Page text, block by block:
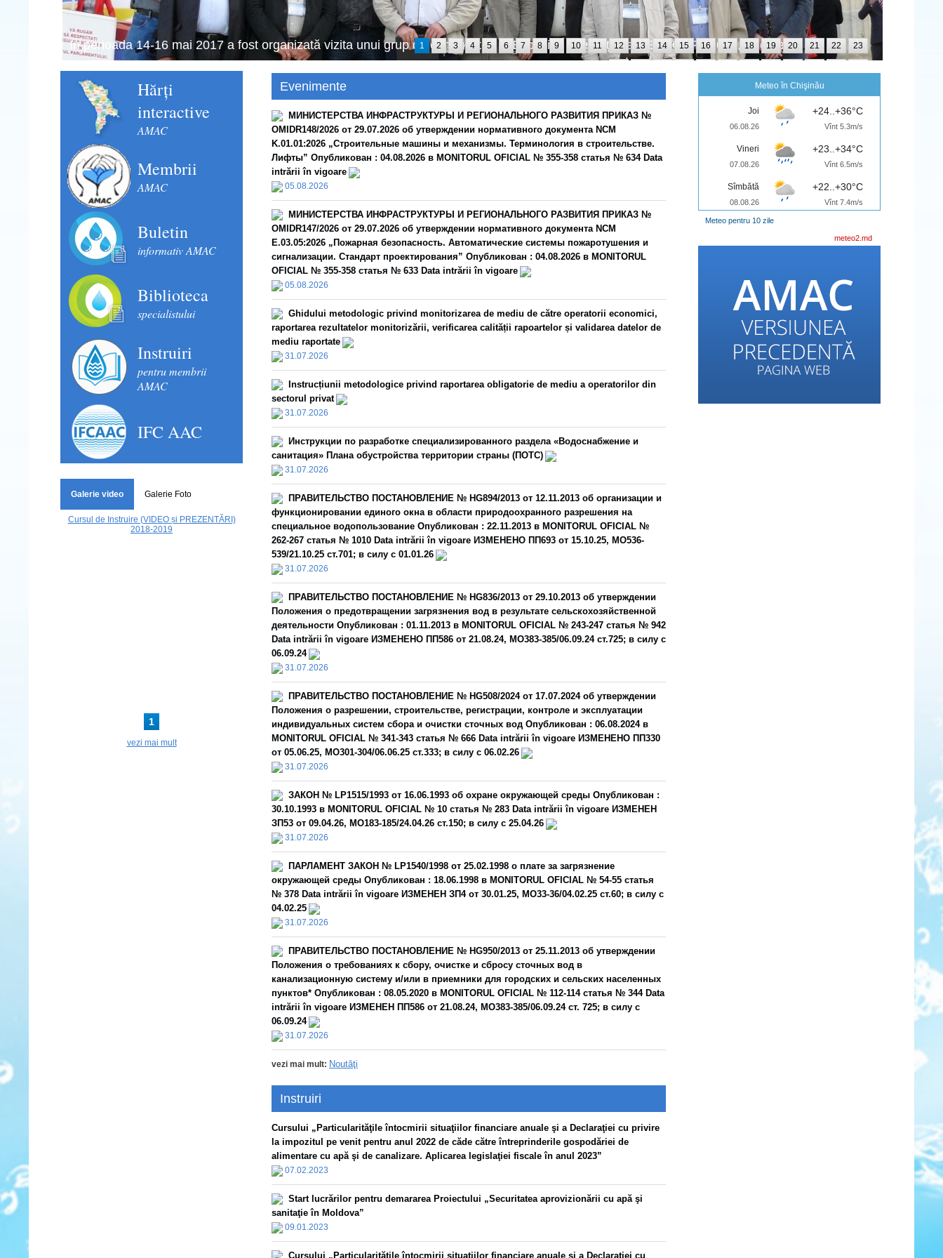
Schimbul de experiență în domeniul financiar contabil, la Centrul de Formare Profesională din cadrul SC ApaVital SA, orașul Iași, România (26-28
septembrie 2018).
1 2 3 4 5 6 7 8 9 10 11 12 13 14 15 16 17 18 19 20 21 22 23
Hărți
interactive
AMAC
Membrii
AMAC
Buletin
informativ AMAC
Biblioteca
specialistului
Instruiri
pentru membrii
AMAC
IFC AAC
Galerie video Galerie Foto
Cursul de Instruire (VIDEO și PREZENTĂRI)
2018-2019
1
vezi mai mult
Evenimente
МИНИСТЕРСТВА ИНФРАСТРУКТУРЫ И РЕГИОНАЛЬНОГО РАЗВИТИЯ ПРИКАЗ №
OMIDR148/2026 от 29.07.2026 об утверждении нормативного документа NCM
K.01.01:2026 „Строительные машины и механизмы. Терминология в строительстве.
Лифты” Опубликован : 04.08.2026 в MONITORUL OFICIAL № 355-358 статья № 634 Data
intrării în vigoare
05.08.2026
МИНИСТЕРСТВА ИНФРАСТРУКТУРЫ И РЕГИОНАЛЬНОГО РАЗВИТИЯ ПРИКАЗ №
OMIDR147/2026 от 29.07.2026 об утверждении нормативного документа NCM
E.03.05:2026 „Пожарная безопасность. Автоматические системы пожаротушения и
сигнализации. Стандарт проектирования” Опубликован : 04.08.2026 в MONITORUL
OFICIAL № 355-358 статья № 633 Data intrării în vigoare
05.08.2026
Ghidului metodologic privind monitorizarea de mediu de către operatorii economici,
raportarea rezultatelor monitorizării, verificarea calității rapoartelor și validarea datelor de
mediu raportate
31.07.2026
Instrucțiunii metodologice privind raportarea obligatorie de mediu a operatorilor din
sectorul privat
31.07.2026
Инструкции по разработке специализированного раздела «Водоснабжение и
санитация» Плана обустройства территории страны (ПОТС)
31.07.2026
ПРАВИТЕЛЬСТВО ПОСТАНОВЛЕНИЕ № HG894/2013 от 12.11.2013 об организации и
функционировании единого окна в области природоохранного разрешения на
специальное водопользование Опубликован : 22.11.2013 в MONITORUL OFICIAL №
262-267 статья № 1010 Data intrării în vigoare ИЗМЕНЕНО ПП693 от 15.10.25, MO536-
539/21.10.25 ст.701; в силу с 01.01.26
31.07.2026
ПРАВИТЕЛЬСТВО ПОСТАНОВЛЕНИЕ № HG836/2013 от 29.10.2013 об утверждении
Положения о предотвращении загрязнения вод в результате сельскохозяйственной
деятельности Опубликован : 01.11.2013 в MONITORUL OFICIAL № 243-247 статья № 942
Data intrării în vigoare ИЗМЕНЕНО ПП586 от 21.08.24, МО383-385/06.09.24 ст.725; в силу с
06.09.24
31.07.2026
ПРАВИТЕЛЬСТВО ПОСТАНОВЛЕНИЕ № HG508/2024 от 17.07.2024 oб утверждении
Положения о разрешении, строительстве, регистрации, контроле и эксплуатации
индивидуальных систем сбора и очистки сточных вод Опубликован : 06.08.2024 в
MONITORUL OFICIAL № 341-343 статья № 666 Data intrării în vigoare ИЗМЕНЕНО ПП330
от 05.06.25, МО301-304/06.06.25 ст.333; в силу с 06.02.26
31.07.2026
ЗАКОН № LP1515/1993 от 16.06.1993 об охране окружающей среды Опубликован :
30.10.1993 в MONITORUL OFICIAL № 10 статья № 283 Data intrării în vigoare ИЗМЕНЕН
ЗП53 от 09.04.26, МО183-185/24.04.26 ст.150; в силу с 25.04.26
31.07.2026
ПАРЛАМЕНТ ЗАКОН № LP1540/1998 от 25.02.1998 о плате за загрязнение
окружающей среды Опубликован : 18.06.1998 в MONITORUL OFICIAL № 54-55 статья
№ 378 Data intrării în vigoare ИЗМЕНЕН ЗП4 от 30.01.25, МО33-36/04.02.25 ст.60; в силу с
04.02.25
31.07.2026
ПРАВИТЕЛЬСТВО ПОСТАНОВЛЕНИЕ № HG950/2013 от 25.11.2013 об утверждении
Положения о требованиях к сбору, очистке и сбросу сточных вод в
канализационную систему и/или в приемники для городских и сельских населенных
пунктов* Опубликован : 08.05.2020 в MONITORUL OFICIAL № 112-114 статья № 344 Data
intrării în vigoare ИЗМЕНЕН ПП586 от 21.08.24, MO383-385/06.09.24 ст. 725; в силу с
06.09.24
31.07.2026
vezi mai mult: Noutăţi
Instruiri
Сursului „Particularităţile întocmirii situaţiilor financiare anuale şi a Declaraţiei cu privire
la impozitul pe venit pentru anul 2022 de căde către întreprinderile gospodăriei de
alimentare cu apă şi de canalizare. Aplicarea legislaţiei fiscale în anul 2023”
07.02.2023
Start lucrărilor pentru demararea Proiectului „Securitatea aprovizionării cu apă şi
sanitaţie în Moldova”
09.01.2023
Сursului „Particularităţile întocmirii situaţiilor financiare anuale şi a Declaraţiei cu
Meteo în Chişinău
Joi
06.08.26
+24..+36°C
Vînt 5.3m/s
Vineri
07.08.26
+23..+34°C
Vînt 6.5m/s
Sîmbătă
08.08.26
+22..+30°C
Vînt 7.4m/s
Meteo pentru 10 zile
meteo2.md